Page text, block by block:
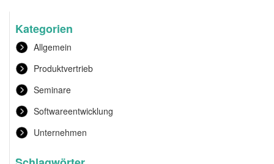
Kategorien
Allgemein
Produktvertrieb
Seminare
Softwareentwicklung
Unternehmen